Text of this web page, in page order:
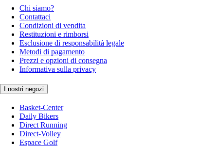
Chi siamo?
Contattaci
Condizioni di vendita
Restituzioni e rimborsi
Esclusione di responsabilità legale
Metodi di pagamento
Prezzi e opzioni di consegna
Informativa sulla privacy
I nostri negozi
Basket-Center
Daily Bikers
Direct Running
Direct-Volley
Espace Golf